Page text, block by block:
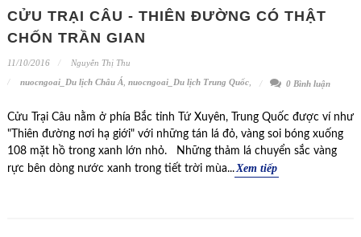
CỬU TRẠI CÂU - THIÊN ĐƯỜNG CÓ THẬT
CHỐN TRẦN GIAN
11/10/2016
Nguyễn Thị Thu
nuocngoai_Du lịch Châu Á nuocngoai_Du lịch Trung Quốc, 0 Bình luận
Cửu Trại Câu nằm ở phía Bắc tỉnh Tứ Xuyên, Trung Quốc được ví như
"Thiên đường nơi hạ giới" với những tán lá đỏ, vàng soi bóng xuống
108 mặt hồ trong xanh lớn nhỏ. Những thảm lá chuyển sắc vàng
rực bên dòng nước xanh trong tiết trời mùa... Xem tiếp